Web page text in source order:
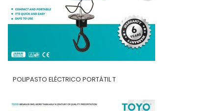
POLIPASTO ELÉCTRICO PORTÁTIL T